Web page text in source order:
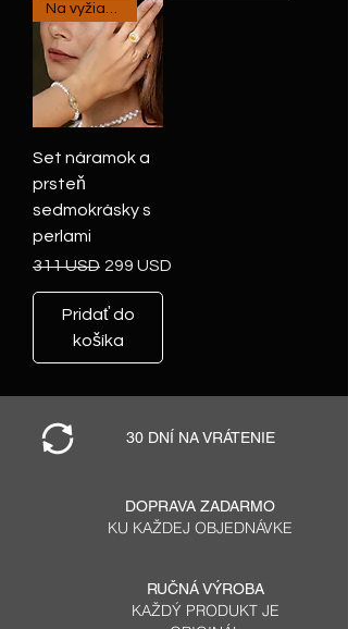
Na vyžiadanie
Set náramok a
prsteň
sedmokrásky s
perlami
Normálna cena
311 USD Zľavnená cena
299 USD
Pridať do
košíka
30 DNÍ NA VRÁTENIE
DOPRAVA ZADARMO
KU KAŽDEJ OBJEDNÁVKE
RUČNÁ VÝROBA
KAŽDÝ PRODUKT JE